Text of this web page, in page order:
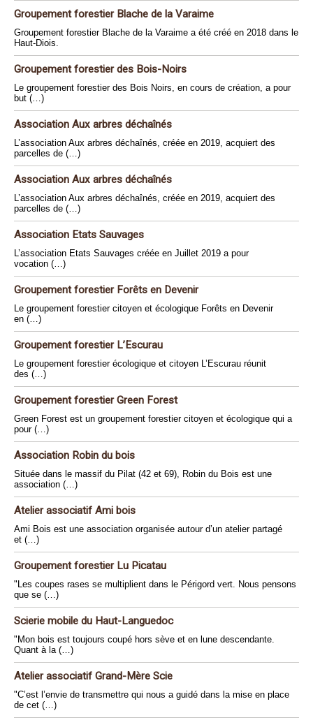
Groupement forestier Blache de la Varaime
Groupement forestier Blache de la Varaime a été créé en 2018 dans le
Haut-Diois.
Groupement forestier des Bois-Noirs
Le groupement forestier des Bois Noirs, en cours de création, a pour
but (…)
Association Aux arbres déchaînés
L’association Aux arbres déchaînés, créée en 2019, acquiert des
parcelles de (…)
Association Aux arbres déchaînés
L’association Aux arbres déchaînés, créée en 2019, acquiert des
parcelles de (…)
Association Etats Sauvages
L’association Etats Sauvages créée en Juillet 2019 a pour
vocation (…)
Groupement forestier Forêts en Devenir
Le groupement forestier citoyen et écologique Forêts en Devenir
en (…)
Groupement forestier L’Escurau
Le groupement forestier écologique et citoyen L’Escurau réunit
des (…)
Groupement forestier Green Forest
Green Forest est un groupement forestier citoyen et écologique qui a
pour (…)
Association Robin du bois
Située dans le massif du Pilat (42 et 69), Robin du Bois est une
association (…)
Atelier associatif Ami bois
Ami Bois est une association organisée autour d’un atelier partagé
et (…)
Groupement forestier Lu Picatau
"Les coupes rases se multiplient dans le Périgord vert. Nous pensons
que se (…)
Scierie mobile du Haut-Languedoc
"Mon bois est toujours coupé hors sève et en lune descendante.
Quant à la (…)
Atelier associatif Grand-Mère Scie
"C’est l’envie de transmettre qui nous a guidé dans la mise en place
de cet (…)